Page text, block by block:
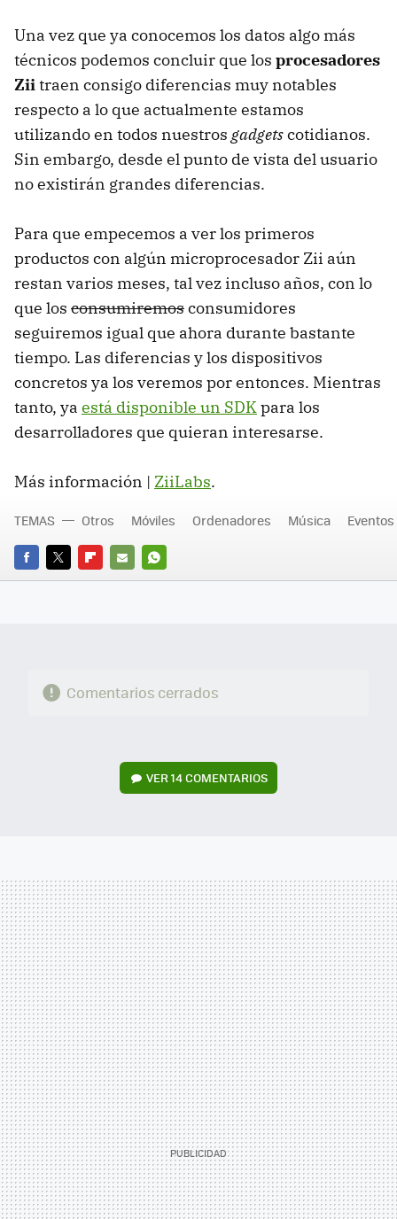
Una vez que ya conocemos los datos algo más
técnicos podemos concluir que los procesadores
Ziitraen consigo diferencias muy notables
respecto a lo que actualmente estamos
utilizando en todos nuestros gadgetscotidianos.
Sin embargo, desde el punto de vista del usuario
no existirán grandes diferencias.
Para que empecemos a ver los primeros
productos con algún microprocesador Zii aún
restan varios meses, tal vez incluso años, con lo
que los consumiremosconsumidores
seguiremos igual que ahora durante bastante
tiempo. Las diferencias y los dispositivos
concretos ya los veremos por entonces. Mientras
tanto, ya está disponible un SDKpara los
desarrolladores que quieran interesarse.
Más información | ZiiLabs.
FACEBOOK
TWITTERFLIPBOARD
E-
WHATSAPP
TEMAS Otros Móviles Ordenadores Música Eventos
Comentarios cerrados
VER14 COMENTARIOS